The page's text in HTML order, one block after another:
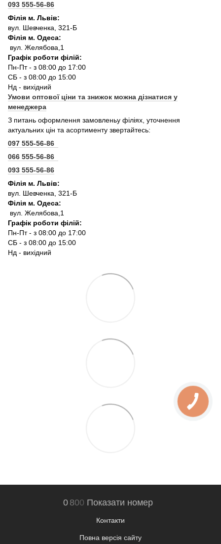
093 555-56-86
Філія м. Львів:
вул. Шевченка, 321-Б
Філія м. Одеса:
вул. Желябова,1
Графік роботи філій:
Пн-Пт - з 08:00 до 17:00
СБ - з 08:00 до 15:00
Нд - вихідний
Умови оптової ціни та знижок можна дізнатися у
менеджера
З питань оформлення замовленьу філіях, уточнення
актуальних цін та асортименту звертайтесь:
097 555-56-86
066 555-56-86
093 555-56-86
Філія м. Львів:
вул. Шевченка, 321-Б
Філія м. Одеса:
вул. Желябова,1
Графік роботи філій:
Пн-Пт - з 08:00 до 17:00
СБ - з 08:00 до 15:00
Нд - вихідний
0 800 Показати номер
Контакти
Повна версія сайту